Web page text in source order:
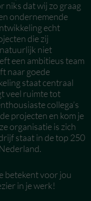
niks dat wij zo graag
ondernemende
echt
die zij
niet
een ambitieus team
naar goede
staat centraal
veel ruimte tot
collega’s
projecten en kom je
organisatie is zich
staat in de top 250
betekent voor jou
in je werk!